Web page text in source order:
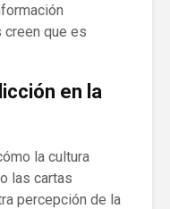
que es
en la
la cultura
las cartas
percepción de la